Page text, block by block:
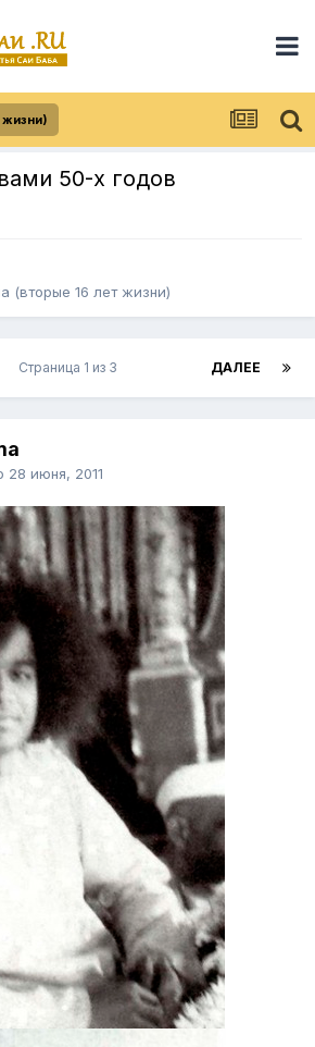
жизни)
50-х годов
(вторые 16 лет жизни)
ДАЛЕЕ
Страница 1 из 3
28 июня, 2011